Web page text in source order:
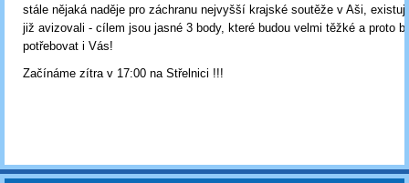
stále nějaká naděje pro záchranu nejvyšší krajské soutěže v Aši,
již avizovali - cílem jsou jasné 3 body, které budou velmi těžké a proto
potřebovat i Vás!
Začínáme zítra v 17:00 na Střelnici !!!